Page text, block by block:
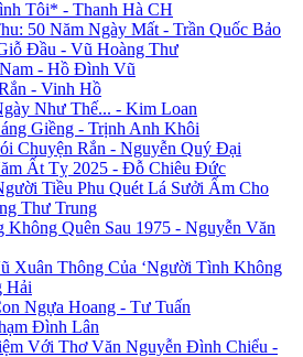
Tôi* - Thanh Hà CH
50 Năm Ngày Mất - Trần Quốc Bảo
Đầu - Vũ Hoàng Thư
- Hồ Đình Vũ
- Vinh Hồ
Như Thế... - Kim Loan
Giềng - Trịnh Anh Khôi
Chuyện Rắn - Nguyễn Quý Đại
Ất Tỵ 2025 - Đỗ Chiêu Đức
Tiều Phu Quét Lá Sưởi Ấm Cho
Thư Trung
Không Quên Sau 1975 - Nguyễn Văn
Xuân Thông Của ‘Người Tình Không
Hải
Ngựa Hoang - Tư Tuấn
Đình Lân
Với Thơ Văn Nguyễn Đình Chiểu -